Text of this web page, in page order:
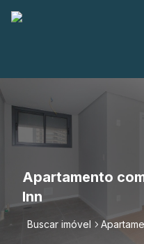
Apartamento
Inn
Buscar imóvel